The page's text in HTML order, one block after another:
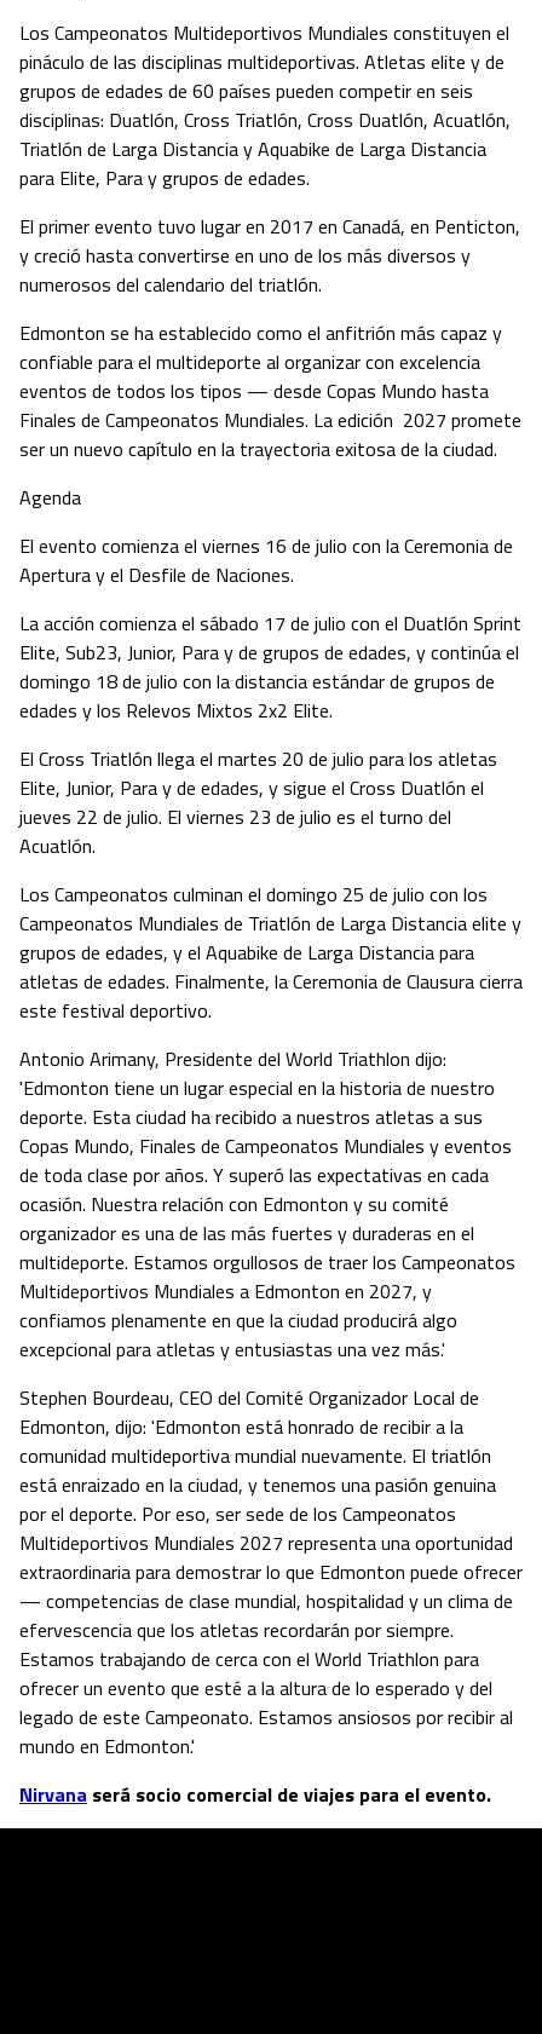
Los Campeonatos Multideportivos Mundiales constituyen el
pináculo de las disciplinas multideportivas. Atletas elite y de
grupos de edades de 60 países pueden competir en seis
disciplinas: Duatlón, Cross Triatlón, Cross Duatlón, Acuatlón,
Triatlón de Larga Distancia y Aquabike de Larga Distancia
para Elite, Para y grupos de edades.
El primer evento tuvo lugar en 2017 en Canadá, en Penticton,
y creció hasta convertirse en uno de los más diversos y
numerosos del calendario del triatlón.
Edmonton se ha establecido como el anfitrión más capaz y
confiable para el multideporte al organizar con excelencia
eventos de todos los tipos — desde Copas Mundo hasta
Finales de Campeonatos Mundiales. La edición 2027 promete
ser un nuevo capítulo en la trayectoria exitosa de la ciudad.
Agenda
El evento comienza el viernes 16 de julio con la Ceremonia de
Apertura y el Desfile de Naciones.
La acción comienza el sábado 17 de julio con el Duatlón Sprint
Elite, Sub23, Junior, Para y de grupos de edades, y continúa el
domingo 18 de julio con la distancia estándar de grupos de
edades y los Relevos Mixtos 2x2 Elite.
El Cross Triatlón llega el martes 20 de julio para los atletas
Elite, Junior, Para y de edades, y sigue el Cross Duatlón el
jueves 22 de julio. El viernes 23 de julio es el turno del
Acuatlón.
Los Campeonatos culminan el domingo 25 de julio con los
Campeonatos Mundiales de Triatlón de Larga Distancia elite y
grupos de edades, y el Aquabike de Larga Distancia para
atletas de edades. Finalmente, la Ceremonia de Clausura cierra
este festival deportivo.
Antonio Arimany, Presidente del World Triathlon dijo:
'Edmonton tiene un lugar especial en la historia de nuestro
deporte. Esta ciudad ha recibido a nuestros atletas a sus
Copas Mundo, Finales de Campeonatos Mundiales y eventos
de toda clase por años. Y superó las expectativas en cada
ocasión. Nuestra relación con Edmonton y su comité
organizador es una de las más fuertes y duraderas en el
multideporte. Estamos orgullosos de traer los Campeonatos
Multideportivos Mundiales a Edmonton en 2027, y
confiamos plenamente en que la ciudad producirá algo
excepcional para atletas y entusiastas una vez más.'
Stephen Bourdeau, CEO del Comité Organizador Local de
Edmonton, dijo: 'Edmonton está honrado de recibir a la
comunidad multideportiva mundial nuevamente. El triatlón
está enraizado en la ciudad, y tenemos una pasión genuina
por el deporte. Por eso, ser sede de los Campeonatos
Multideportivos Mundiales 2027 representa una oportunidad
extraordinaria para demostrar lo que Edmonton puede ofrecer
— competencias de clase mundial, hospitalidad y un clima de
efervescencia que los atletas recordarán por siempre.
Estamos trabajando de cerca con el World Triathlon para
ofrecer un evento que esté a la altura de lo esperado y del
legado de este Campeonato. Estamos ansiosos por recibir al
mundo en Edmonton.'
Nirvana será socio comercial de viajes para el evento.